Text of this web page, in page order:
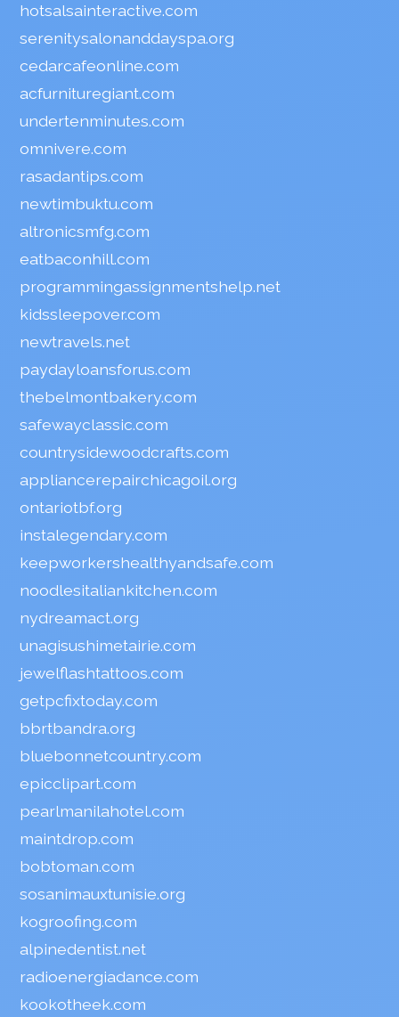
hotsalsainteractive.com
serenitysalonanddayspa.org
cedarcafeonline.com
acfurnituregiant.com
undertenminutes.com
omnivere.com
rasadantips.com
newtimbuktu.com
altronicsmfg.com
eatbaconhill.com
programmingassignmentshelp.net
kidssleepover.com
newtravels.net
paydayloansforus.com
thebelmontbakery.com
safewayclassic.com
countrysidewoodcrafts.com
appliancerepairchicagoil.org
ontariotbf.org
instalegendary.com
keepworkershealthyandsafe.com
noodlesitaliankitchen.com
nydreamact.org
unagisushimetairie.com
jewelflashtattoos.com
getpcfixtoday.com
bbrtbandra.org
bluebonnetcountry.com
epicclipart.com
pearlmanilahotel.com
maintdrop.com
bobtoman.com
sosanimauxtunisie.org
kogroofing.com
alpinedentist.net
radioenergiadance.com
kookotheek.com